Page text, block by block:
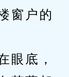
窗户的
底，